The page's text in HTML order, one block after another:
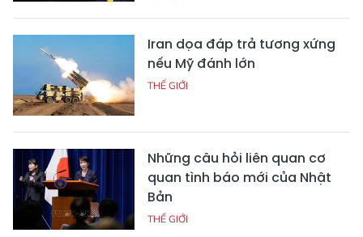
Iran dọa đáp trả tương xứng
nếu Mỹ đánh lớn
THẾ GIỚI
Những câu hỏi liên quan cơ
quan tình báo mới của Nhật
Bản
THẾ GIỚI